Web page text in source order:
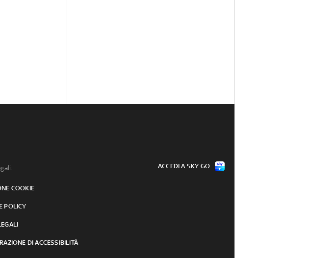
COOKIE
POLICY
DI ACCESSIBILITÀ
ACCEDI A SKY GO